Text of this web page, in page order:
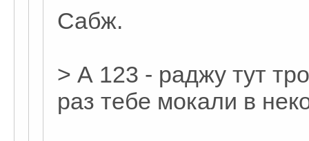
Сабж.
> А 123 - раджу тут
раз тебе мокали в